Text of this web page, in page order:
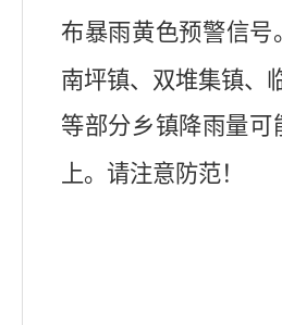
布暴雨黄色预警信号
南坪镇、双堆集镇、
等部分乡镇降雨量可
上。请注意防范！